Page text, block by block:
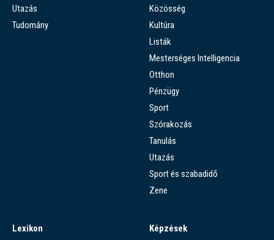
Utazás
Tudomány
Közösség
Kultúra
Listák
Mesterséges Intelligencia
Otthon
Pénzügy
Sport
Szórakozás
Tanulás
Utazás
Sport és szabadidő
Zene
Lexikon
Képzések